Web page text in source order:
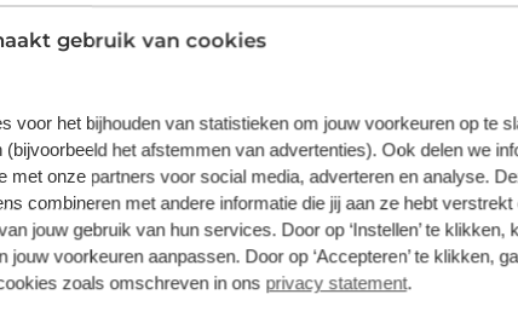
gebruik van cookies
voor het bijhouden van statistieken om jouw voorkeuren op te
(bijvoorbeeld het afstemmen van advertenties). Ook delen we
met onze partners voor social media, adverteren en analyse.
combineren met andere informatie die jij aan ze hebt verstrekt
jouw gebruik van hun services. Door op ‘Instellen’ te klikken,
jouw voorkeuren aanpassen. Door op ‘Accepteren’ te klikken,
zoals omschreven in ons privacy statement.
van de leverancier. Op basis van beschikbaarheid of
zeggen